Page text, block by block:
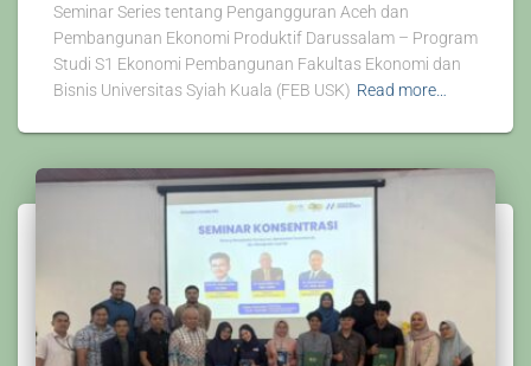
Seminar Series tentang Pengangguran Aceh dan
Pembangunan Ekonomi Produktif Darussalam – Program
Studi S1 Ekonomi Pembangunan Fakultas Ekonomi dan
Bisnis Universitas Syiah Kuala (FEB USK) Read more…